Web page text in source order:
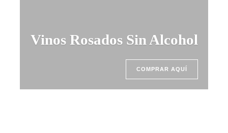
Vinos Rosados Sin Alcohol
COMPRAR AQUÍ